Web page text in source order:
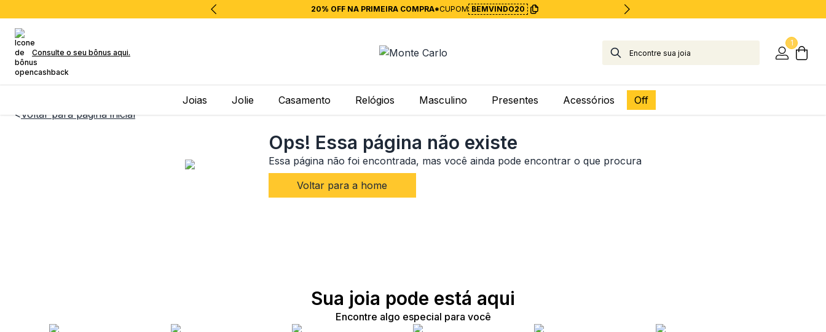
20% OFF NA PRIMEIRA COMPRA*CUPOM BEMVINDO20
Consulte o seu bônus aqui.
1
Joias Jolie Casamento Relógios Masculino Presentes Acessórios
Off
<Voltar para página inicial
Ops! Essa página não existe
Essa página não foi encontrada, mas você ainda pode encontrar o que procura
Voltar para a home
Sua joia pode está aqui
Encontre algo especial para você